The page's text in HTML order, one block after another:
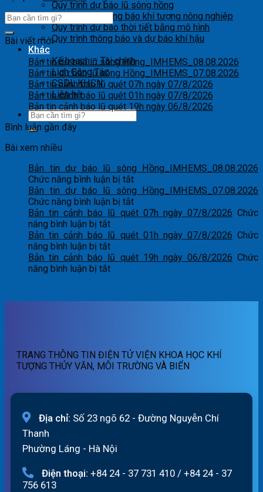
Quy trình dự báo lũ sông hồng
Quy trình ra thông báo khí tượng nông nghiệp
Quy trình dự báo thời tiết bằng mô hình
Quy trình thông báo và dự báo khí hậu
Khác
Kế hoạch – Tài chính
Lịch Công Tác
CSDL KHCN
Liên hệ
Bài viết mới
Bản tin dự báo lũ sông Hồng_IMHEMS_08.08.2026
Bản tin dự báo lũ sông Hồng_IMHEMS_07.08.2026
Bản tin cảnh báo lũ quét 07h ngày 07/8/2026
Bản tin cảnh báo lũ quét 01h ngày 07/8/2026
Bản tin cảnh báo lũ quét 19h ngày 06/8/2026
Bình luận gần đây
Bài xem nhiều
Bản tin dự báo lũ sông Hồng_IMHEMS_08.08.2026
Chức năng bình luận bị tắtở
Bản
tin
dự
lũ
Hồng_IMHEMS_08.08.2026
Bản tin dự báo lũ sông Hồng_IMHEMS_07.08.2026
Chức năng bình luận bị tắtở
Bản
dự
lũ
Bản tin cảnh báo lũ quét 07h ngày 07/8/2026 Chức
năng bình luận bị tắtở
Bản
tin
cảnh
báo
07h
Bản tin cảnh báo lũ quét 01h ngày 07/8/2026 Chức
năng bình luận bị tắtở
Bản
tin
lũ
07/8/2026
Bản tin cảnh báo lũ quét 19h ngày 06/8/2026 Chức
năng bình luận bị tắtở
cảnh
ngày
06/8/2026
TRANG THÔNG TIN ĐIỆN TỬ VIỆN KHOA HỌC KHÍ
TƯỢNG THỦY VĂN, MÔI TRƯỜNG VÀ BIỂN
Địa chỉ: Số 23 ngõ 62 - Đường Nguyễn Chí
Thanh
Phường Láng - Hà Nội
Điện thoại: +84 24 - 37 731 410 / +84 24 - 37
756 613